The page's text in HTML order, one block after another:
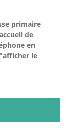
primaire
de
en
le